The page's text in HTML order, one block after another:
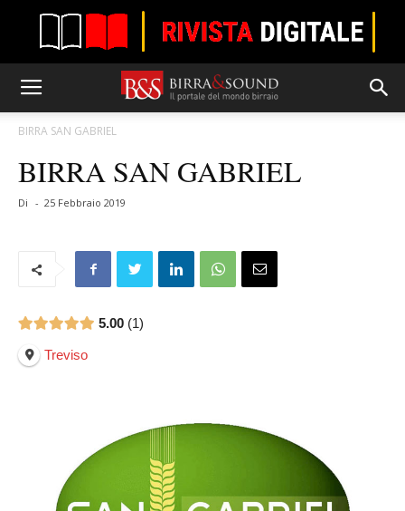
BIRRA SAN GABRIEL
BIRRA SAN GABRIEL
Di - 25 Febbraio 2019
5.00 1
Treviso